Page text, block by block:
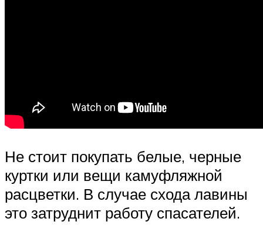
Не стоит покупать белые, черные
куртки или вещи камуфляжной
расцветки. В случае схода лавины
это затруднит работу спасателей.